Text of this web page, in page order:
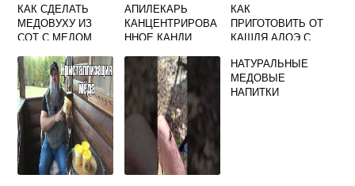
КАК СДЕЛАТЬ
МЕДОВУХУ ИЗ
СОТ С МЕДОМ
АПИЛЕКАРЬ
КАНЦЕНТРИРОВА
ННОЕ КАНДИ
КАК
ПРИГОТОВИТЬ ОТ
КАШЛЯ АЛОЭ С
НАТУРАЛЬНЫЕ
МЕДОВЫЕ
НАПИТКИ